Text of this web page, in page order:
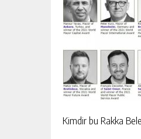
Kimdir bu Rakka